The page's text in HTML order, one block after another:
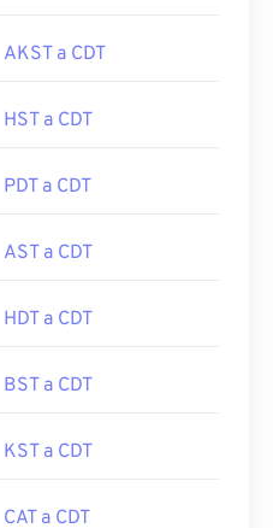
AKST a CDT
HST a CDT
PDT a CDT
AST a CDT
HDT a CDT
BST a CDT
KST a CDT
CAT a CDT